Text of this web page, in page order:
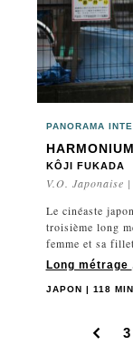
PANORAMA
HARMONIUM
KÔJI FUKADA
V.O. Japonaise
Le cinéaste
troisième long
femme et sa
Long métrage
JAPON | 118
3